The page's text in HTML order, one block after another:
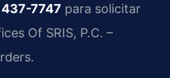
7747 para solicitar
Of SRIS, P.C. –